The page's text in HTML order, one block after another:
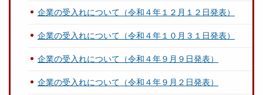
企業の受入れについて（令和４年１２月１２日発表）
企業の受入れについて（令和４年１０月３１日発表）
企業の受入れについて（令和４年９月９日発表）
企業の受入れについて（令和４年９月２日発表）